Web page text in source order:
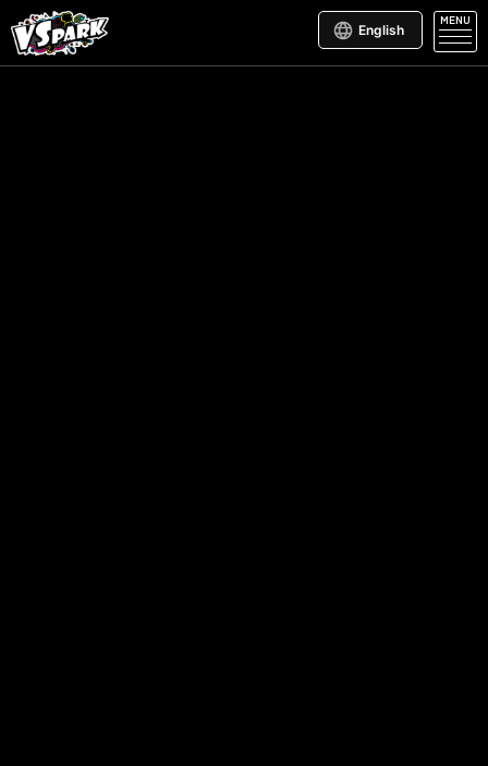
English
MENU